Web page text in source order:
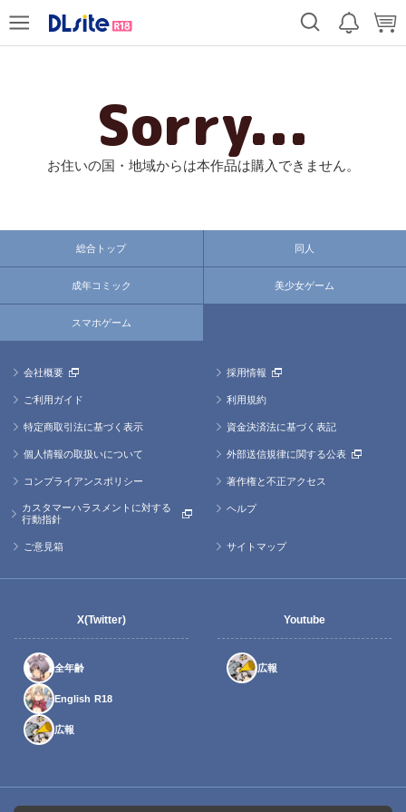
Sorry...
お住いの国・地域からは本作品は購入できません。
総合トップ 同人
成年コミック 美少女ゲーム
スマホゲーム
会社概要 採用情報
ご利用ガイド 利用規約
特定商取引法に基づく表示 資金決済法に基づく表記
個人情報の取扱いについて 外部送信規律に関する公表
コンプライアンスポリシー 著作権と不正アクセス
カスタマーハラスメントに対する
行動指針
ヘルプ
ご意見箱 サイトマップ
X(Twitter)
全年齢
English R18
広報
Youtube
広報